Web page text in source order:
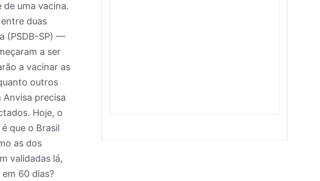
de uma vacina.
duas
(PSDB-SP) —
a ser
a vacinar as
outros
Anvisa precisa
Hoje, o
que o Brasil
as dos
validadas lá,
60 dias?